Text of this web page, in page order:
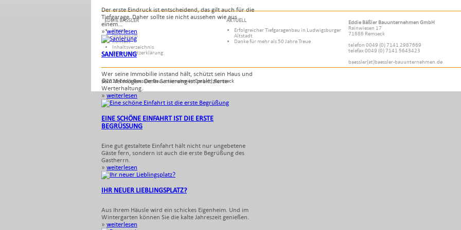
Der erste Eindruck ist entscheidend, das gilt auch für die
Tiefgarage. Daher sollte sie nicht aussehen wie aus
einem...
»weiterlesen
SANIERUNG
Wer seine Immobilie instand hält, schützt sein Haus und
sein Vermögen. Denn Sanierung ist praktizierte
Werterhaltung.
» weiterlesen
EINE SCHÖNE EINFAHRT IST DIE ERSTE
BEGRÜSSUNG
Eine gut gestaltete Einfahrt hält nicht nur ungebetene
Gäste fern, sondern ist auch die erste Begrüßung des
Gastherrn.
» weiterlesen
IHR NEUER LIEBLINGSPLATZ?
Aus Ihrem Häusle wird ein schickes Eigenheim. Und im
Wintergarten können Sie die kalte Jahreszeit genießen.
» weiterlesen
EDDIE BÄSSLER
Home
Impressum
Kontakt
Inhaltsverzeichnis
Datenschutzerklärung
AKTUELL
Erfolgreicher Tiefgaragenbau in Ludwigsburger
Altstadt
Danke für mehr als 50 Jahre Treue
Eddie Bäßler Bauunternehmen GmbH
Rainwiesen 17
71686 Remseck
telefon 0049 (0) 7141 2987669
telefax 0049 (0) 7141 5643423
baessler(at)baessler-bauunternehmen.de
©2016 Eddie Baessler Bauunternehmen GmbH | Remseck